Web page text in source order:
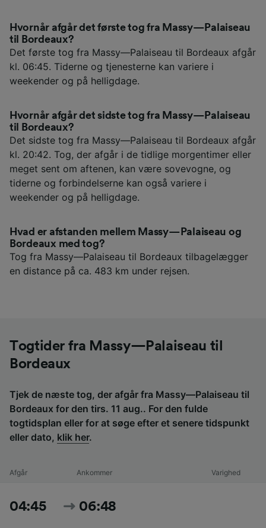
Hvornår afgår det første tog fra Massy—Palaiseau
til Bordeaux?
Det første tog fra Massy—Palaiseau til Bordeaux afgår
kl. 06:45. Tiderne og tjenesterne kan variere i
weekender og på helligdage.
Hvornår afgår det sidste tog fra Massy—Palaiseau
til Bordeaux?
Det sidste tog fra Massy—Palaiseau til Bordeaux afgår
kl. 20:42. Tog, der afgår i de tidlige morgentimer eller
meget sent om aftenen, kan være sovevogne, og
tiderne og forbindelserne kan også variere i
weekender og på helligdage.
Hvad er afstanden mellem Massy—Palaiseau og
Bordeaux med tog?
Tog fra Massy—Palaiseau til Bordeaux tilbagelægger
en distance på ca. 483 km under rejsen.
Togtider fra Massy—Palaiseau til
Bordeaux
Tjek de næste tog, der afgår fra Massy—Palaiseau til
Bordeaux for den tirs. 11 aug.. For den fulde
togtidsplan eller for at søge efter et senere tidspunkt
eller dato, klik her.
Afgår Ankommer Varighed
04:45 06:48